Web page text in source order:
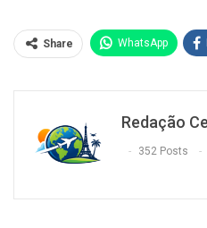
Share WhatsApp
Redação
352 Posts